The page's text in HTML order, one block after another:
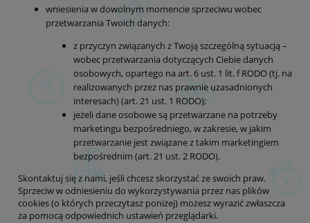
wniesienia w dowolnym momencie sprzeciwu wobec
przetwarzania Twoich danych:
z przyczyn związanych z Twoją szczególną sytuacją –
wobec przetwarzania dotyczących Ciebie danych
osobowych, opartego na art. 6 ust. 1 lit. f RODO (tj. na
realizowanych przez nas prawnie uzasadnionych
interesach) (art. 21 ust. 1 RODO);
jeżeli dane osobowe są przetwarzane na potrzeby
marketingu bezpośredniego, w zakresie, w jakim
przetwarzanie jest związane z takim marketingiem
bezpośrednim (art. 21 ust. 2 RODO).
Skontaktuj się z nami, jeśli chcesz skorzystać ze swoich praw.
Sprzeciw w odniesieniu do wykorzystywania przez nas plików
cookies (o których przeczytasz poniżej) możesz wyrazić zwłaszcza
za pomocą odpowiednich ustawień przeglądarki.